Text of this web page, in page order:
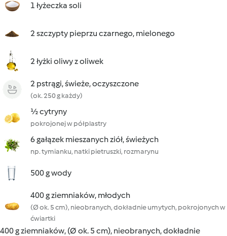
1 łyżeczka soli
2 szczypty pieprzu czarnego, mielonego
2 łyżki oliwy z oliwek
2 pstrągi, świeże, oczyszczone
(ok. 250 g każdy)
½ cytryny
pokrojonej w półplastry
6 gałązek mieszanych ziół, świeżych
np. tymianku, natki pietruszki, rozmarynu
500 g wody
400 g ziemniaków, młodych
(Ø ok. 5 cm), nieobranych, dokładnie umytych, pokrojonych w
ćwiartki
400 g ziemniaków, (Ø ok. 5 cm), nieobranych, dokładnie